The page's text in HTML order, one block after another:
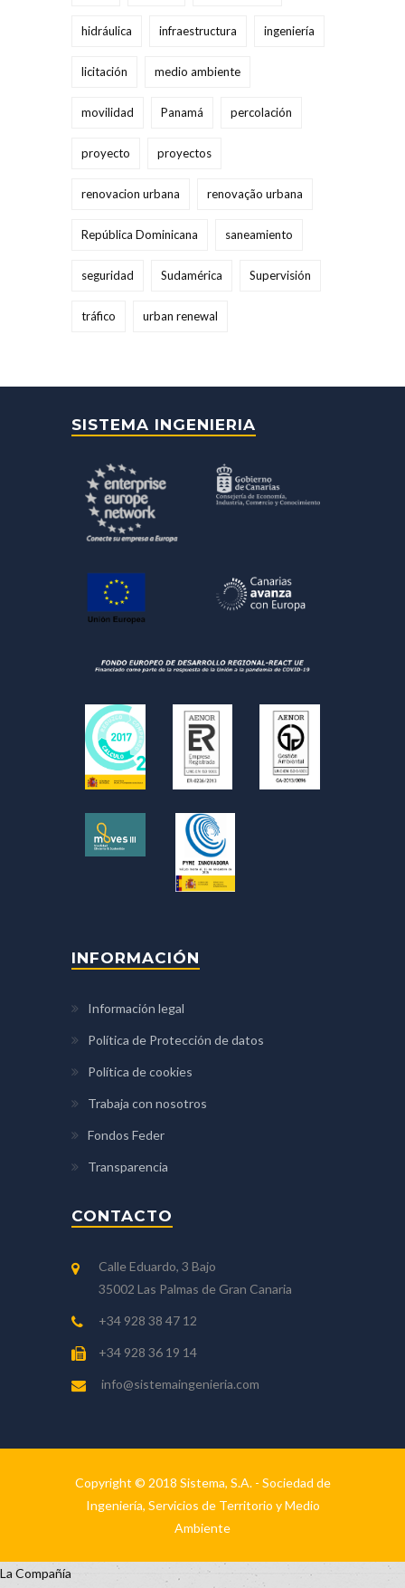
hidráulica infraestructura ingeniería
licitación medio ambiente
movilidad Panamá percolación
proyecto proyectos
renovacion urbana renovação urbana
República Dominicana saneamiento
seguridad Sudamérica Supervisión
tráfico urban renewal
SISTEMA INGENIERIA
INFORMACIÓN
Información legal
Política de Protección de datos
Política de cookies
Trabaja con nosotros
Fondos Feder
Transparencia
CONTACTO
Calle Eduardo, 3 Bajo
35002 Las Palmas de Gran Canaria
+34 928 38 47 12
+34 928 36 19 14
info@sistemaingenieria.com
Copyright © 2018 Sistema, S.A. - Sociedad de
Ingeniería, Servicios de Territorio y Medio
Ambiente
La Compañía